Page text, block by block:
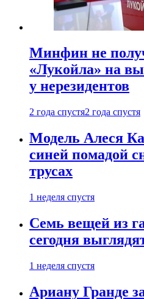
Минфин не
«Лукойла» на
у нерезидентов
2 года спустя2 года спустя
Модель Алеся
синей помадой
трусах
1 неделя спустя
Семь вещей из
сегодня
1 неделя спустя
Ариану Гранде